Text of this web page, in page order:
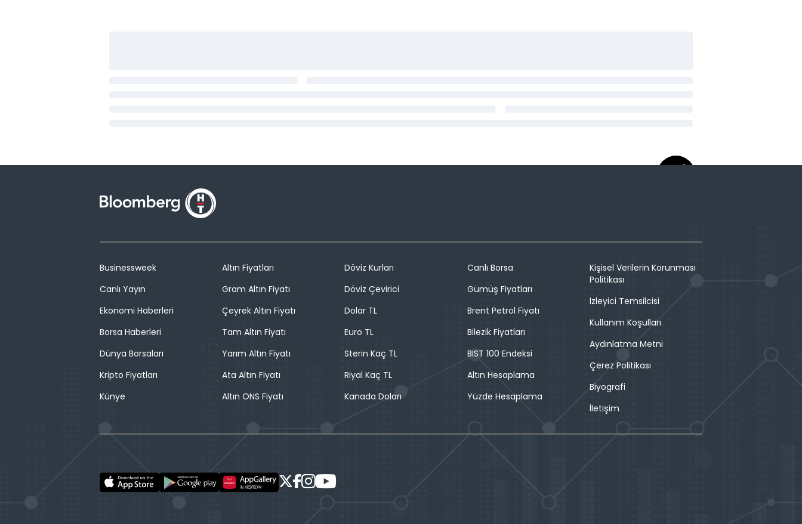
Businessweek
Canlı Yayın
Ekonomi Haberleri
Borsa Haberleri
Dünya Borsaları
Kripto Fiyatları
Künye
Altın Fiyatları
Gram Altın Fiyatı
Çeyrek Altın Fiyatı
Tam Altın Fiyatı
Yarım Altın Fiyatı
Ata Altın Fiyatı
Altın ONS Fiyatı
Döviz Kurları
Döviz Çevirici
Dolar TL
Euro TL
Sterin Kaç TL
Riyal Kaç TL
Kanada Doları
Canlı Borsa
Gümüş Fiyatları
Brent Petrol Fiyatı
Bilezik Fiyatları
BIST 100 Endeksi
Altın Hesaplama
Yüzde Hesaplama
Kişisel Verilerin Korunması
Politikası
İzleyici Temsilcisi
Kullanım Koşulları
Aydınlatma Metni
Çerez Politikası
Biyografi
İletişim